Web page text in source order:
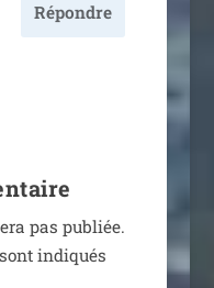
Répondre
pas publiée.
indi­qués